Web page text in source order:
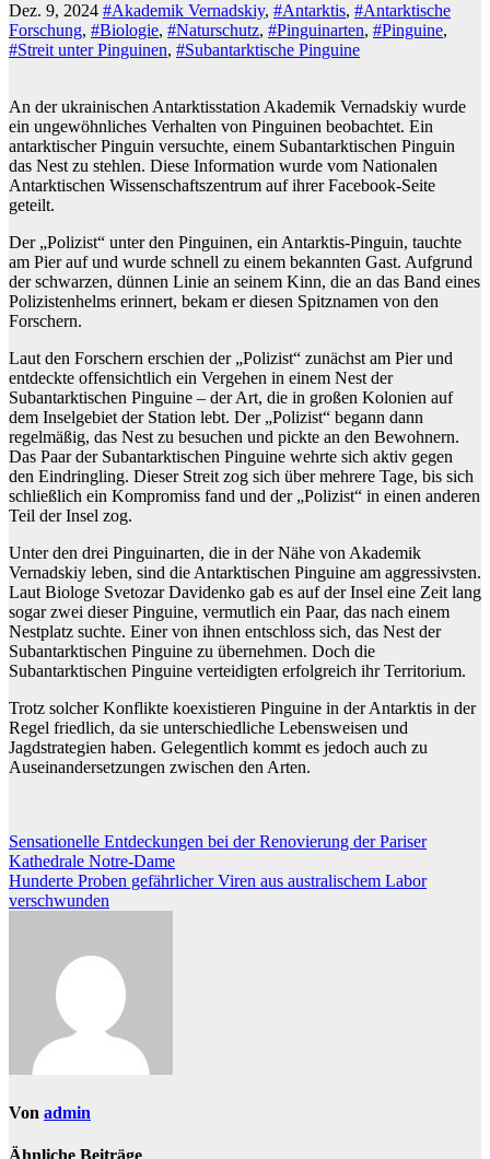
Dez. 9, 2024 #Akademik Vernadskiy, #Antarktis, #Antarktische
Forschung, #Biologie, #Naturschutz, #Pinguinarten, #Pinguine,
#Streit unter Pinguinen, #Subantarktische Pinguine
An der ukrainischen Antarktisstation Akademik Vernadskiy wurde
ein ungewöhnliches Verhalten von Pinguinen beobachtet. Ein
antarktischer Pinguin versuchte, einem Subantarktischen Pinguin
das Nest zu stehlen. Diese Information wurde vom Nationalen
Antarktischen Wissenschaftszentrum auf ihrer Facebook-Seite
geteilt.
Der „Polizist“ unter den Pinguinen, ein Antarktis-Pinguin, tauchte
am Pier auf und wurde schnell zu einem bekannten Gast. Aufgrund
der schwarzen, dünnen Linie an seinem Kinn, die an das Band eines
Polizistenhelms erinnert, bekam er diesen Spitznamen von den
Forschern.
Laut den Forschern erschien der „Polizist“ zunächst am Pier und
entdeckte offensichtlich ein Vergehen in einem Nest der
Subantarktischen Pinguine – der Art, die in großen Kolonien auf
dem Inselgebiet der Station lebt. Der „Polizist“ begann dann
regelmäßig, das Nest zu besuchen und pickte an den Bewohnern.
Das Paar der Subantarktischen Pinguine wehrte sich aktiv gegen
den Eindringling. Dieser Streit zog sich über mehrere Tage, bis sich
schließlich ein Kompromiss fand und der „Polizist“ in einen anderen
Teil der Insel zog.
Unter den drei Pinguinarten, die in der Nähe von Akademik
Vernadskiy leben, sind die Antarktischen Pinguine am aggressivsten.
Laut Biologe Svetozar Davidenko gab es auf der Insel eine Zeit lang
sogar zwei dieser Pinguine, vermutlich ein Paar, das nach einem
Nestplatz suchte. Einer von ihnen entschloss sich, das Nest der
Subantarktischen Pinguine zu übernehmen. Doch die
Subantarktischen Pinguine verteidigten erfolgreich ihr Territorium.
Trotz solcher Konflikte koexistieren Pinguine in der Antarktis in der
Regel friedlich, da sie unterschiedliche Lebensweisen und
Jagdstrategien haben. Gelegentlich kommt es jedoch auch zu
Auseinandersetzungen zwischen den Arten.
Beitragsnavigation
Sensationelle Entdeckungen bei der Renovierung der Pariser
Kathedrale Notre-Dame
Hunderte Proben gefährlicher Viren aus australischem Labor
verschwunden
Von admin
Ähnliche Beiträge